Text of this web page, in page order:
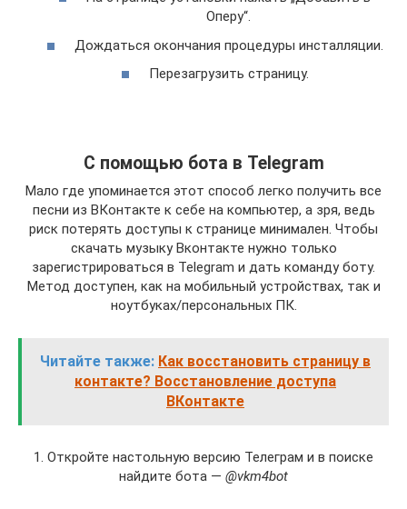
Оперу“.
Дождаться окончания процедуры инсталляции.
Перезагрузить страницу.
С помощью бота в Telegram
Мало где упоминается этот способ легко получить все
песни из ВКонтакте к себе на компьютер, а зря, ведь
риск потерять доступы к странице минимален. Чтобы
скачать музыку Вконтакте нужно только
зарегистрироваться в Telegram и дать команду боту.
Метод доступен, как на мобильный устройствах, так и
ноутбуках/персональных ПК.
Читайте также: Как восстановить страницу в
контакте? Восстановление доступа
ВКонтакте
1. Откройте настольную версию Телеграм и в поиске
найдите бота — @vkm4bot